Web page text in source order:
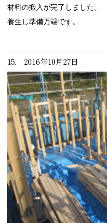
材料の搬入が完了しました。
養生し準備万端です。
15. 2016年10月27日